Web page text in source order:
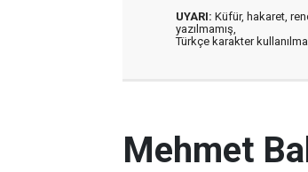
UYARI: Küfür, hakaret,
yazılmamış,
Türkçe karakter
Mehmet